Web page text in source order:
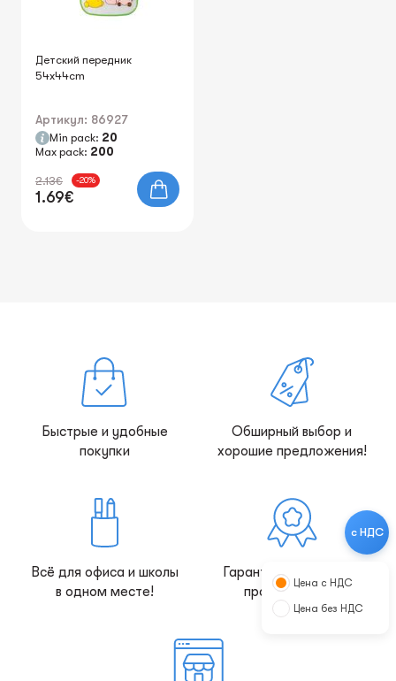
Детский передник
54x44cm
Артикул: 86927
Min pack: 20
Max pack: 200
2.13€ -20%
1.69€
с НДС
Цена с НДС
Цена без НДС
Быстрые и удобные
покупки
Обширный выбор и
хорошие предложения!
Всё для офиса и школы
в одном месте!
Гарантия качества от
производителя